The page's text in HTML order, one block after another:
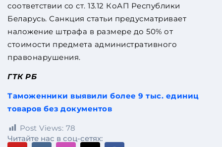
соответствии со ст. 13.12 КоАП Республики
Беларусь. Санкция статьи предусматривает
наложение штрафа в размере до 50% от
стоимости предмета административного
правонарушения.
ГТК РБ
Таможенники выявили более 9 тыс. единиц
товаров без документов
Post Views: 78
Читайте нас в соц-сетях: